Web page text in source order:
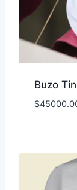
Buzo
$